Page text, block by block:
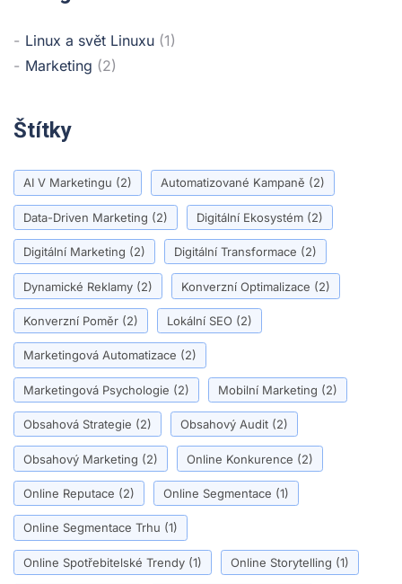
Linux a svět Linuxu (1)
Marketing (2)
Štítky
AI V Marketingu (2) Automatizované Kampaně (2)
Data-Driven Marketing (2) Digitální Ekosystém (2)
Digitální Marketing (2) Digitální Transformace (2)
Dynamické Reklamy (2) Konverzní Optimalizace (2)
Konverzní Poměr (2) Lokální SEO (2)
Marketingová Automatizace (2)
Marketingová Psychologie (2) Mobilní Marketing (2)
Obsahová Strategie (2) Obsahový Audit (2)
Obsahový Marketing (2) Online Konkurence (2)
Online Reputace (2) Online Segmentace (1)
Online Segmentace Trhu (1)
Online Spotřebitelské Trendy (1) Online Storytelling (1)